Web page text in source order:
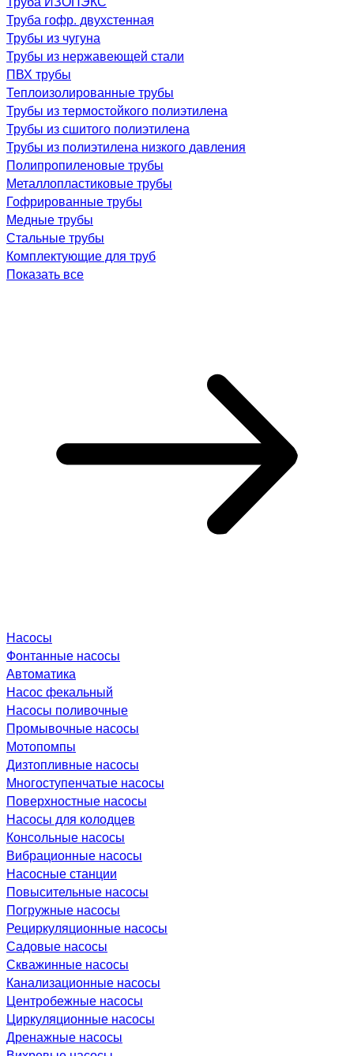
Труба гофр. двухстенная
Трубы из чугуна
Трубы из нержавеющей стали
ПВХ трубы
Теплоизолированные трубы
Трубы из термостойкого полиэтилена
Трубы из сшитого полиэтилена
Трубы из полиэтилена низкого давления
Полипропиленовые трубы
Металлопластиковые трубы
Гофрированные трубы
Медные трубы
Стальные трубы
Комплектующие для труб
Показать все
Насосы
Фонтанные насосы
Автоматика
Насос фекальный
Насосы поливочные
Промывочные насосы
Мотопомпы
Дизтопливные насосы
Многоступенчатые насосы
Поверхностные насосы
Насосы для колодцев
Консольные насосы
Вибрационные насосы
Насосные станции
Повысительные насосы
Погружные насосы
Рециркуляционные насосы
Садовые насосы
Скважинные насосы
Канализационные насосы
Центробежные насосы
Циркуляционные насосы
Дренажные насосы